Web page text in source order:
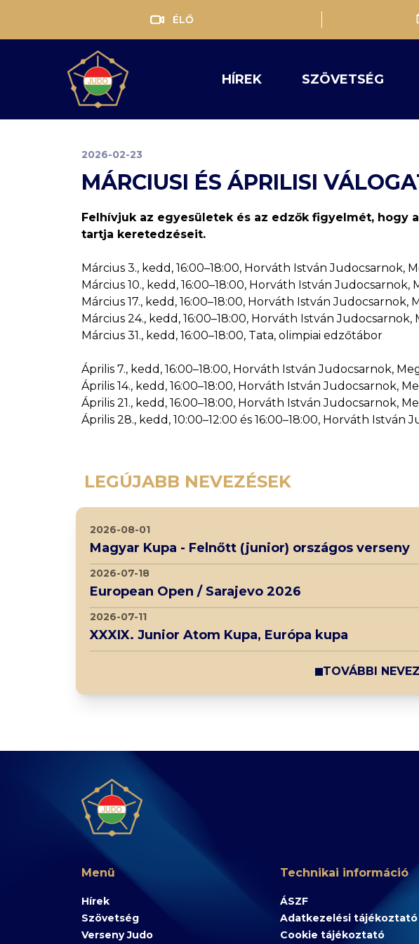
ÉLŐ
HÍREK SZÖVETSÉG
2026-02-23
MÁRCIUSI ÉS ÁPRILISI
Felhívjuk az egyesületek és az edzők figyelmét, hogy
tartja keretedzéseit.
Március 3., kedd, 16:00–18:00, Horváth István Judocsarnok,
Március 10., kedd, 16:00–18:00, Horváth István Judocsarnok,
Március 17., kedd, 16:00–18:00, Horváth István Judocsarnok,
Március 24., kedd, 16:00–18:00, Horváth István Judocsarnok,
Március 31., kedd, 16:00–18:00, Tata, olimpiai edzőtábor
Április 7., kedd, 16:00–18:00, Horváth István Judocsarnok,
Április 14., kedd, 16:00–18:00, Horváth István Judocsarnok,
Április 21., kedd, 16:00–18:00, Horváth István Judocsarnok,
Április 28., kedd, 10:00–12:00 és 16:00–18:00, Horváth István
LEGÚJABB NEVEZÉSEK
2026-08-01
Magyar Kupa - Felnőtt (junior) országos verseny
2026-07-18
European Open / Sarajevo 2026
2026-07-11
XXXIX. Junior Atom Kupa, Európa kupa
TOVÁBBI
Menü
Hírek
Szövetség
Verseny Judo
Technikai információ
ÁSZF
Adatkezelési tájékoztató
Cookie tájékoztató